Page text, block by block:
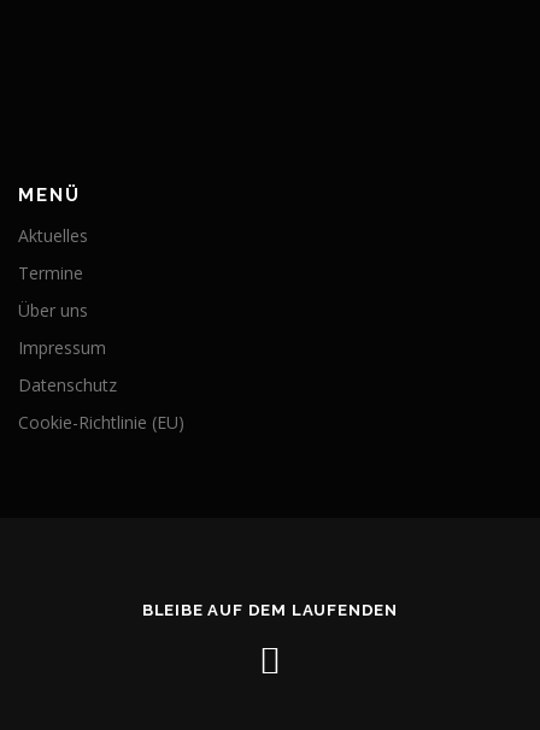
MENÜ
Aktuelles
Termine
Über uns
Impressum
Datenschutz
Cookie-Richtlinie (EU)
BLEIBE AUF DEM LAUFENDEN